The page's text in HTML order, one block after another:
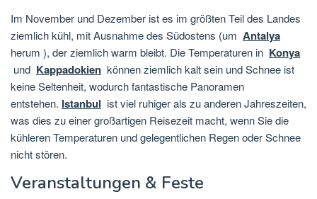
Im November und Dezember ist es im größten Teil des Landes
ziemlich kühl, mit Ausnahme des Südostens (um Antalya
herum ), der ziemlich warm bleibt. Die Temperaturen in Konya
und Kappadokien können ziemlich kalt sein und Schnee ist
keine Seltenheit, wodurch fantastische Panoramen
entstehen. Istanbul ist viel ruhiger als zu anderen Jahreszeiten,
was dies zu einer großartigen Reisezeit macht, wenn Sie die
kühleren Temperaturen und gelegentlichen Regen oder Schnee
nicht stören.
Veranstaltungen & Feste